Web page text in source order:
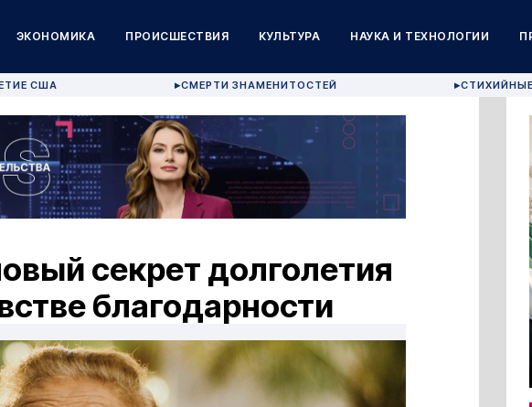
ЭКОНОМИКА ПРОИСШЕСТВИЯ КУЛЬТУРА НАУКА И ТЕХНОЛОГИИ
США ▶СМЕРТИ ЗНАМЕНИТОСТЕЙ ▶
секрет долголетия
благодарности